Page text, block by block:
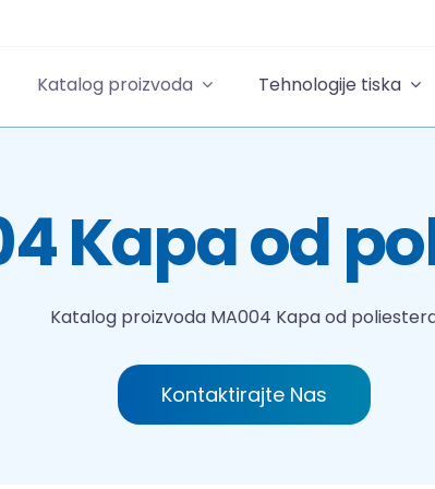
Katalog proizvoda Tehnologije tiska
Kapa od
Katalog proizvoda MA004 Kapa od
Kontaktirajte Nas